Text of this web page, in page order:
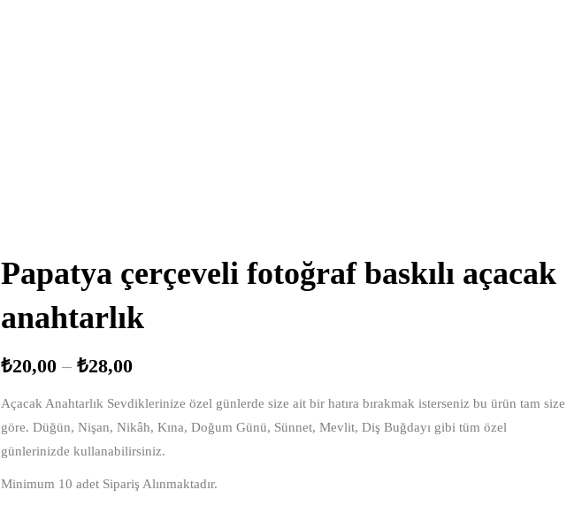
Papatya çerçeveli fotoğraf baskılı açacak
anahtarlık
₺20,00 – ₺28,00
Açacak Anahtarlık Sevdiklerinize özel günlerde size ait bir hatıra bırakmak isterseniz bu ürün tam size
göre. Düğün, Nişan, Nikâh, Kına, Doğum Günü, Sünnet, Mevlit, Diş Buğdayı gibi tüm özel
günlerinizde kullanabilirsiniz.
Minimum 10 adet Sipariş Alınmaktadır.